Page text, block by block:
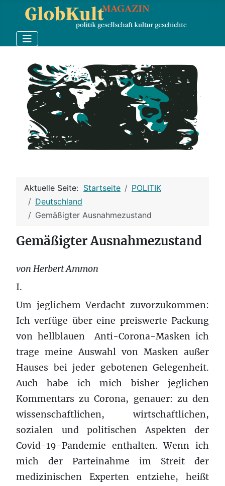
Aktuelle Seite: Startseite
POLITIK
Deutschland
Gemäßigter Ausnahmezustand
Gemäßigter Ausnahmezustand
von Herbert Ammon
I.
Um jeglichem Verdacht zuvorzukommen:
Ich verfüge über eine preiswerte Packung
von hellblauen Anti-Corona-Masken ich
trage meine Auswahl von Masken außer
Hauses bei jeder gebotenen Gelegenheit.
Auch habe ich mich bisher jeglichen
Kommentars zu Corona, genauer: zu den
wissenschaftlichen, wirtschaftlichen,
sozialen und politischen Aspekten der
Covid-19-Pandemie enthalten. Wenn ich
mich der Parteinahme im Streit der
medizinischen Experten entziehe, heißt